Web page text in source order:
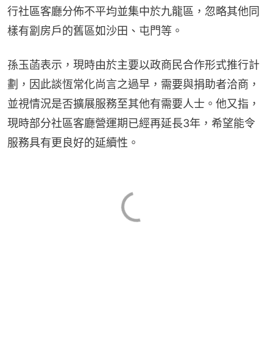
行社區客廳分佈不平均並集中於九龍區，忽略其他同
樣有劏房戶的舊區如沙田、屯門等。
孫玉菡表示，現時由於主要以政商民合作形式推行計
劃，因此談恆常化尚言之過早，需要與捐助者洽商，
並視情況是否擴展服務至其他有需要人士。他又指，
現時部分社區客廳營運期已經再延長3年，希望能令
服務具有更良好的延續性。